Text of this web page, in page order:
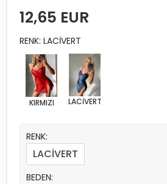
12,65 EUR
RENK: LACİVERT
KIRMIZI LACİVERT
RENK:
LACİVERT
BEDEN: